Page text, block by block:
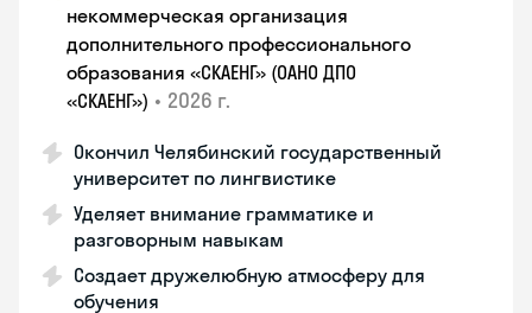
некоммерческая организация
дополнительного профессионального
образования «СКАЕНГ» (ОАНО ДПО
«СКАЕНГ») • 2026 г.
Окончил Челябинский государственный
университет по лингвистике
Уделяет внимание грамматике и
разговорным навыкам
Создает дружелюбную атмосферу для
обучения